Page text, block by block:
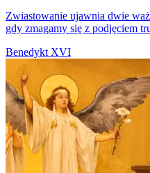
Zwiastowanie ujawnia dwie
gdy zmagamy się z podjęciem
Benedykt XVI